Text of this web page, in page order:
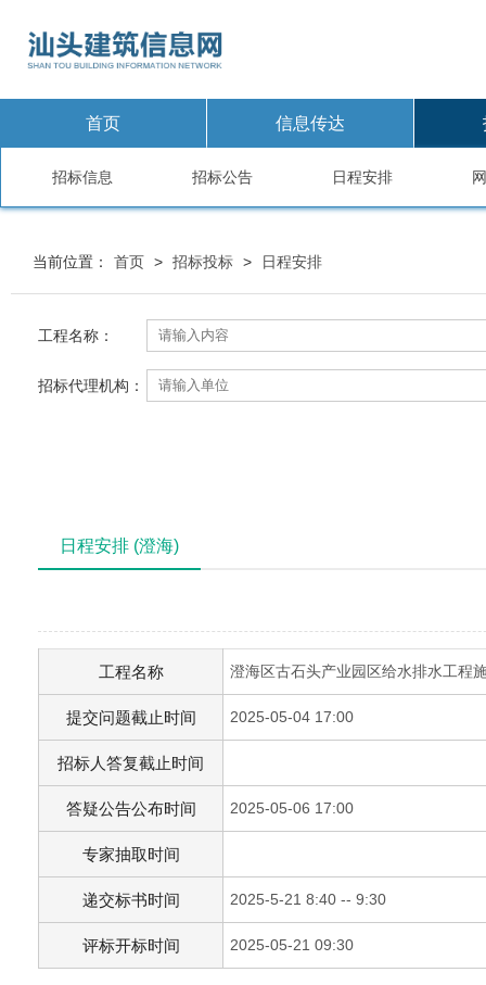
首页 信息传达
招标信息 招标公告 日程安排
当前位置： 首页 > 招标投标 > 日程安排
工程名称：
招标代理机构：
日程安排 (澄海)
工程名称 澄海区古石头产业园区给水排水工程
提交问题截止时间 2025-05-04 17:00
招标人答复截止时间
答疑公告公布时间 2025-05-06 17:00
专家抽取时间
递交标书时间 2025-5-21 8:40 -- 9:30
评标开标时间 2025-05-21 09:30